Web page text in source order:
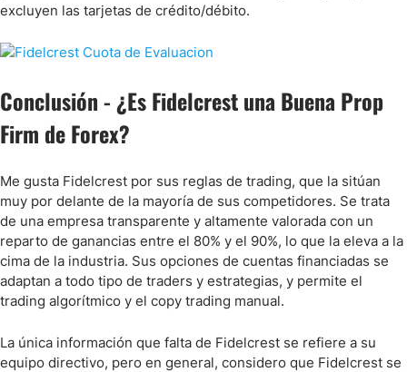
excluyen las tarjetas de crédito/débito.
Conclusión - ¿Es Fidelcrest una Buena Prop
Firm de Forex?
Me gusta Fidelcrest por sus reglas de trading, que la sitúan
muy por delante de la mayoría de sus competidores. Se trata
de una empresa transparente y altamente valorada con un
reparto de ganancias entre el 80% y el 90%, lo que la eleva a la
cima de la industria. Sus opciones de cuentas financiadas se
adaptan a todo tipo de traders y estrategias, y permite el
trading algorítmico y el copy trading manual.
La única información que falta de Fidelcrest se refiere a su
equipo directivo, pero en general, considero que Fidelcrest se